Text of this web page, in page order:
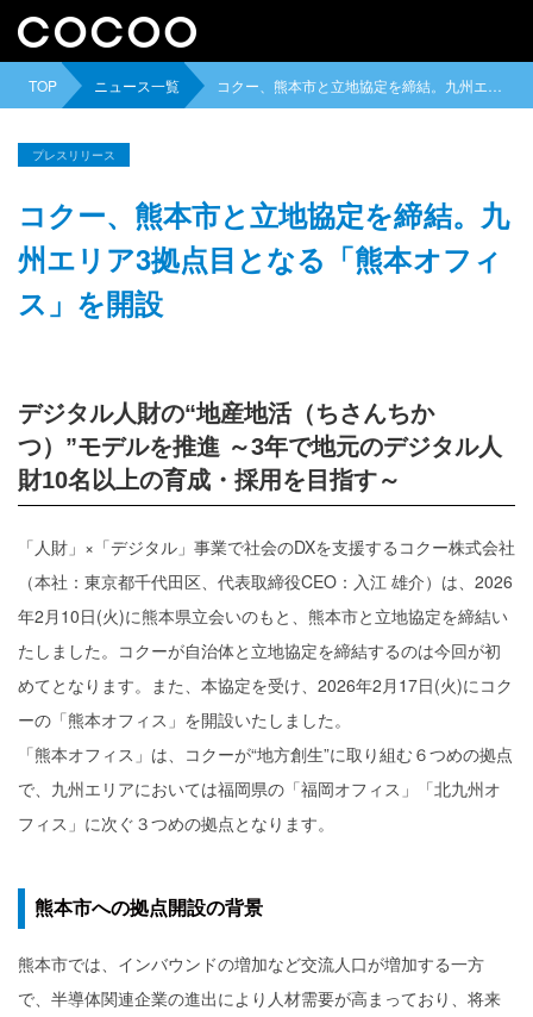
TOP ニュース一覧 コクー、熊本市と立地協定を締結。九州エリア3拠点目となる「熊本オフィス」を開設
プレスリリース
コクー、熊本市と立地協定を締結。九
州エリア3拠点目となる「熊本オフィ
ス」を開設
デジタル人財の“地産地活（ちさんちか
つ）”モデルを推進 ～3年で地元のデジタル人
財10名以上の育成・採用を目指す～
「人財」×「デジタル」事業で社会のDXを支援するコクー株式会社
（本社：東京都千代田区、代表取締役CEO：入江 雄介）は、2026
年2月10日(火)に熊本県立会いのもと、熊本市と立地協定を締結い
たしました。コクーが自治体と立地協定を締結するのは今回が初
めてとなります。また、本協定を受け、2026年2月17日(火)にコク
ーの「熊本オフィス」を開設いたしました。
「熊本オフィス」は、コクーが“地方創生”に取り組む６つめの拠点
で、九州エリアにおいては福岡県の「福岡オフィス」「北九州オ
フィス」に次ぐ３つめの拠点となります。
熊本市への拠点開設の背景
熊本市では、インバウンドの増加など交流人口が増加する一方
で、半導体関連企業の進出により人材需要が高まっており、将来